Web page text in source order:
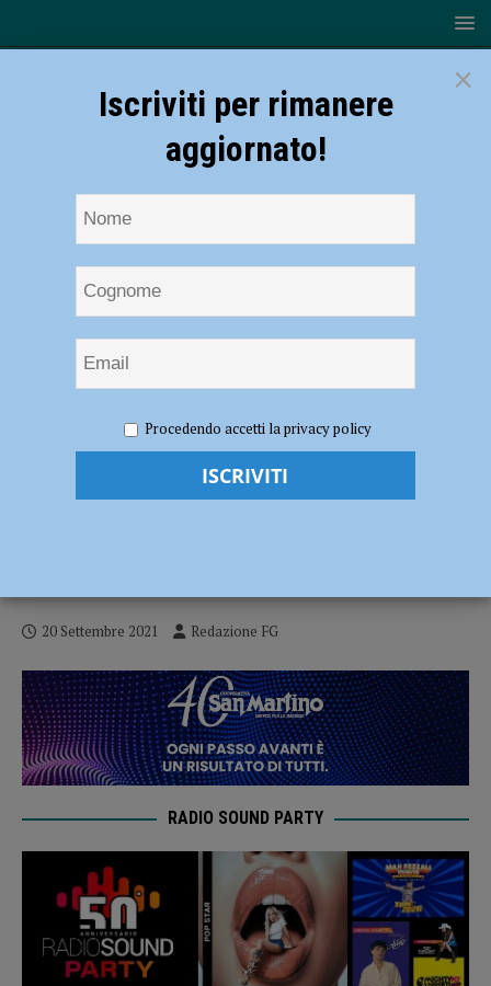
partita con la terza dose: 145 convocazioni e 92 vaccinazioni nel
Piacentino
Emilia Romagna partita con la terza dose:
20 Settembre 2021 Redazione FG
RADIO SOUND PARTY
×
Iscriviti per rimanere
aggiornato!
Procedendo accetti la privacy policy